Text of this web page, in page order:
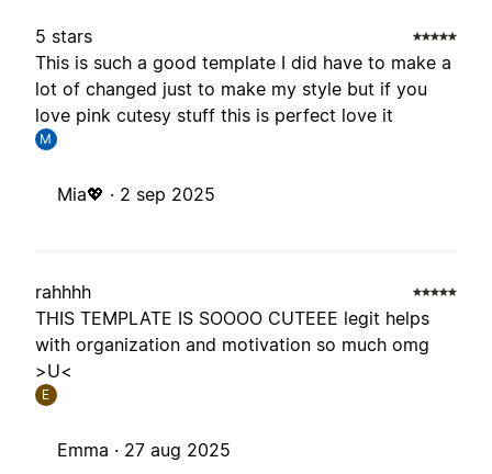
5 stars
This is such a good template I did have to make a
lot of changed just to make my style but if you
love pink cutesy stuff this is perfect love it
M
Mia💖 · 2 sep 2025
rahhhh
THIS TEMPLATE IS SOOOO CUTEEE legit helps
with organization and motivation so much omg
>U<
E
Emma · 27 aug 2025